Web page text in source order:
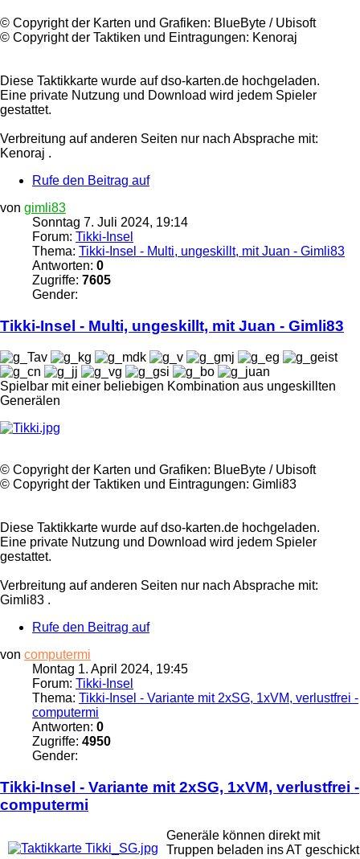
©️ Copyright der Karten und Grafiken: BlueByte / Ubisoft
©️ Copyright der Taktiken und Eintragungen: Kenoraj
Diese Taktikkarte wurde auf dso-karten.de hochgeladen.
Eine private Nutzung und Download wird jedem Spieler
gestattet.
Verbreitung auf anderen Seiten nur nach Absprache mit:
Kenoraj .
Rufe den Beitrag auf
von gimli83
Sonntag 7. Juli 2024, 19:14
Forum: Tikki-Insel
Thema: Tikki-Insel - Multi, ungeskillt, mit Juan - Gimli83
Antworten: 0
Zugriffe: 7605
Gender:
Tikki-Insel - Multi, ungeskillt, mit Juan - Gimli83
Spielbar mit einer beliebigen Kombination aus ungeskillten
Generälen
©️ Copyright der Karten und Grafiken: BlueByte / Ubisoft
©️ Copyright der Taktiken und Eintragungen: Gimli83
Diese Taktikkarte wurde auf dso-karten.de hochgeladen.
Eine private Nutzung und Download wird jedem Spieler
gestattet.
Verbreitung auf anderen Seiten nur nach Absprache mit:
Gimli83 .
Rufe den Beitrag auf
von computermi
Montag 1. April 2024, 19:45
Forum: Tikki-Insel
Thema: Tikki-Insel - Variante mit 2xSG, 1xVM, verlustfrei -
computermi
Antworten: 0
Zugriffe: 4950
Gender:
Tikki-Insel - Variante mit 2xSG, 1xVM, verlustfrei -
computermi
Generäle können direkt mit
Truppen beladen insAT geschickt